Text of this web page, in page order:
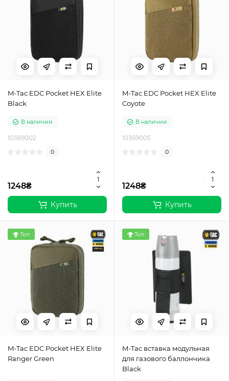
M-Tac EDC Pocket HEX Elite
Black
В наличии
10369002
0
1248₴
Купить
M-Tac EDC Pocket HEX Elite
Coyote
В наличии
10369005
0
1248₴
Купить
Топ
M-Tac EDC Pocket HEX Elite
Ranger Green
Топ
M-Tac вставка модульная
для газового баллончика
Black